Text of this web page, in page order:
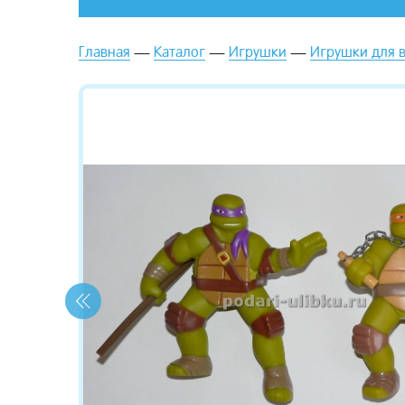
Главная Каталог Игрушки Игрушки для